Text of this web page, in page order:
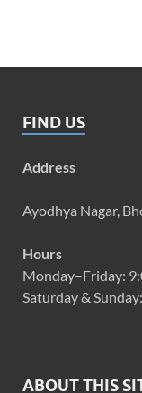
FIND US
Address
Ayodhya Nagar,
Hours
Monday–Friday:
Saturday &
ABOUT THIS